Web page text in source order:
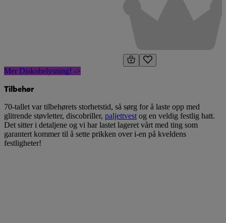
Mer Diskobelysning! ->
Tilbehør
70-tallet var tilbehørets storhetstid, så sørg for å laste opp med
glitrende støvletter, discobriller, paljettvest og en veldig festlig hatt.
Det sitter i detaljene og vi har lastet lageret vårt med ting som
garantert kommer til å sette prikken over i-en på kveldens
festligheter!